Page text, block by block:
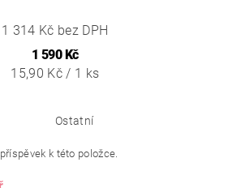
1 314 Kč bez DPH
1 590 Kč
15,90 Kč / 1 ks
Ostatní
k této položce.